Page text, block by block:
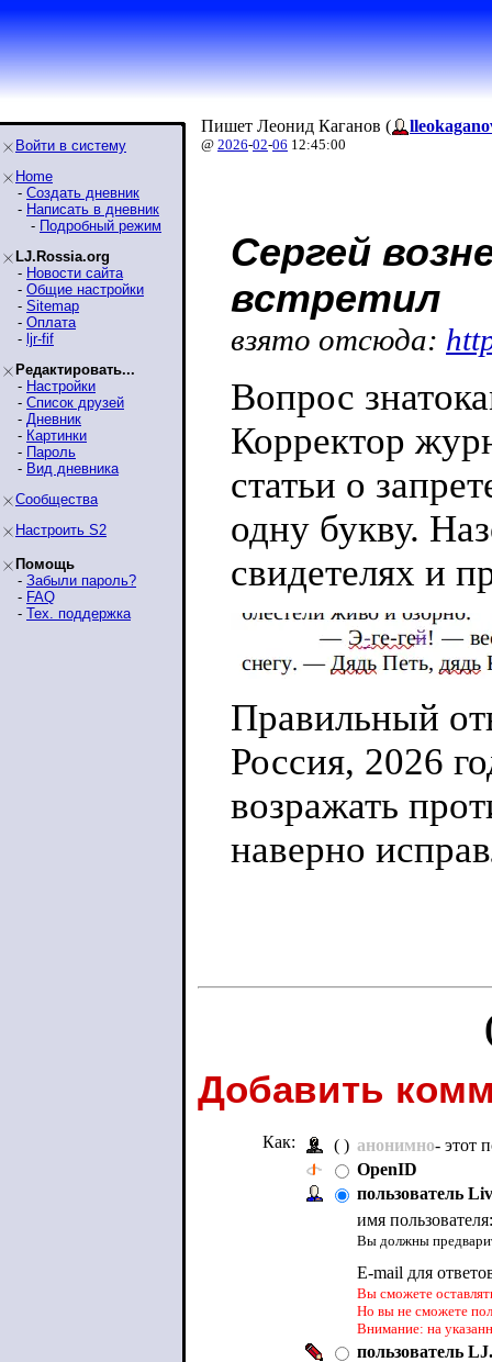
Войти в систему
Home
- Создать дневник
- Написать в дневник
- Подробный режим
LJ.Rossia.org
- Новости сайта
- Общие настройки
- Sitemap
- Оплата
- ljr-fif
Редактировать...
- Настройки
- Список друзей
- Дневник
- Картинки
- Пароль
- Вид дневника
Сообщества
Настроить S2
Помощь
- Забыли пароль?
- FAQ
- Тех. поддержка
Пишет Леонид Каганов (
@ 2026-02-06 12:45:00
Сергей
встретил
взято отсюда:
Вопрос
Корректор
статьи о
одну букву.
свидетелях и
Правильный
Россия, 2026
возражать
наверно
Добавить
Как: ( ) анонимно- этот
OpenID
пользователь
имя
Вы должны
E-mail для
Вы сможете
Но вы не сможете
Внимание: на
пользователь